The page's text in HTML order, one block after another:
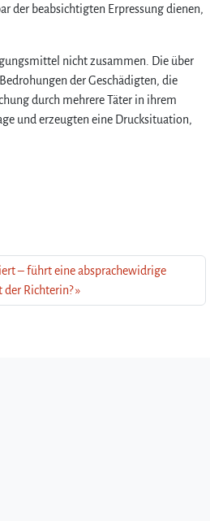
der beabsichtigten Erpressung dienen,
nicht zusammen. Die über
der Geschädigten, die
durch mehrere Täter in ihrem
und erzeugten eine Drucksituation,
– führt eine absprachewidrige
der Richterin?